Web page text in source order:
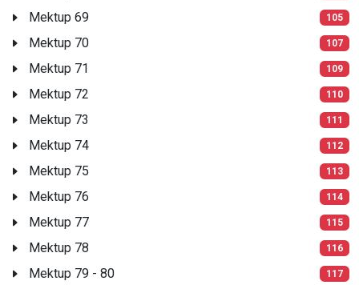
Mektup 69 105
Mektup 70 107
Mektup 71 109
Mektup 72 110
Mektup 73 111
Mektup 74 112
Mektup 75 113
Mektup 76 114
Mektup 77 115
Mektup 78 116
Mektup 79 - 80 117